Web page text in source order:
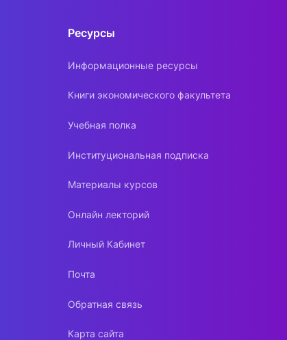
Ресурсы
Информационные ресурсы
Книги экономического факультета
Учебная полка
Институциональная подписка
Материалы курсов
Онлайн лекторий
Личный Кабинет
Почта
Обратная связь
Карта сайта